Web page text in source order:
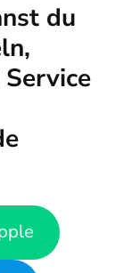
du